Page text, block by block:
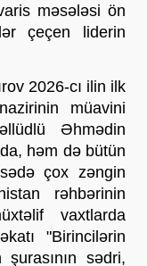
məsələsi ön
çeçen liderin
2026-cı ilin ilk
müavini
Əhmədin
həm də bütün
çox zəngin
rəhbərinin
vaxtlarda
"Birincilərin
şurasının sədri,